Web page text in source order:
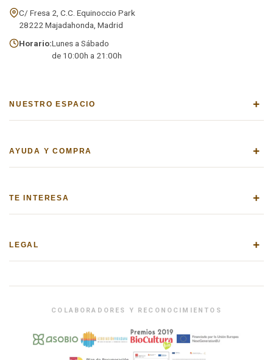
C/ Fresa 2, C.C. Equinoccio Park
28222 Majadahonda, Madrid
Horario:Lunes a Sábado
de 10:00h a 21:00h
NUESTRO ESPACIO +
AYUDA Y COMPRA +
TE INTERESA +
LEGAL +
COLABORADORES Y RECONOCIMIENTOS